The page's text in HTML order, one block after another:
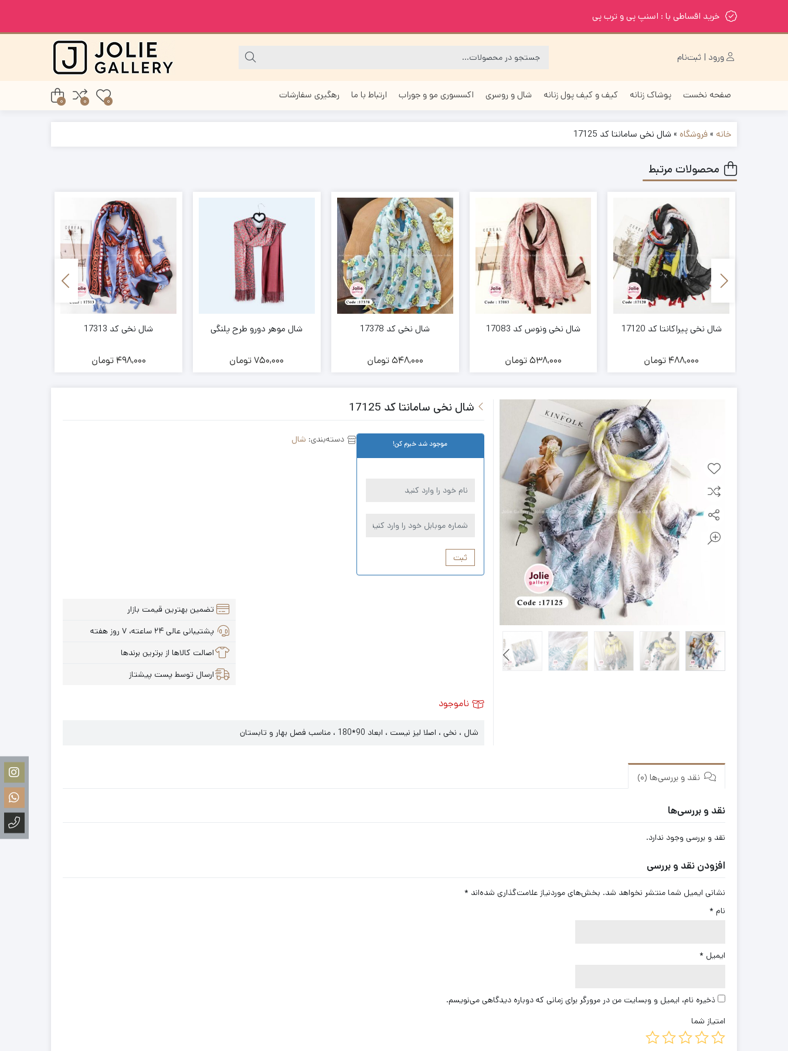
خرید اقساطی با : اسنپ پی و ترب پی
ورود | ثبت‌نام
صفحه نخست پوشاک زنانه کیف و کیف پول زنانه شال و روسری اکسسوری مو و جوراب ارتباط با ما رهگیری سفارشات
0
0
0
خانه »فروشگاه »شال نخی سامانتا کد 17125
محصولات مرتبط
شال نخی پیراکانتا کد 17120
488,000 تومان
شال نخی ونوس کد 17083
538,000تومان
شال نخی کد 17378
548,000تومان
شال موهر دورو طرح پلنگی
750,000تومان
شال نخی کد 17313
498,000 تومان
شال نخی سامانتا کد 17125
موجود شد خبرم کن!
ثبت
دسته‌بندی: شال
تضمین بهترین قیمت بازار
پشتیبانی عالی ۲۴ ساعته، ۷ روز هفته
اصالت کالاها از برترین برندها
ارسال توسط پست پیشتاز
ناموجود
شال ، نخی ، اصلا لیز نیست ، ابعاد 90*180 ، مناسب فصل بهار و تابستان
نقد و بررسی‌ها (0)
نقد و بررسی‌ها
نقد و بررسی وجود ندارد.
افزودن نقد و بررسی
نشانی ایمیل شما منتشر نخواهد شد. بخش‌های موردنیاز علامت‌گذاری شده‌اند *
نام *
ایمیل *
ذخیره نام، ایمیل و وبسایت من در مرورگر برای زمانی که دوباره دیدگاهی می‌نویسم.
امتیاز شما